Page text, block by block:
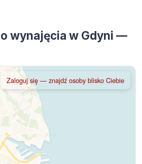
wynajęcia w Gdyni —
Zaloguj się — znajdź osoby blisko Ciebie